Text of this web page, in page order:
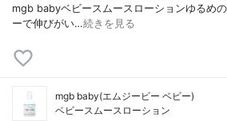
mgb babyベビースムースローション⁡⁡ゆるめ
ーで伸びがい…続きを見る
mgb baby(エムジービー ベビー)
ベビースムースローション